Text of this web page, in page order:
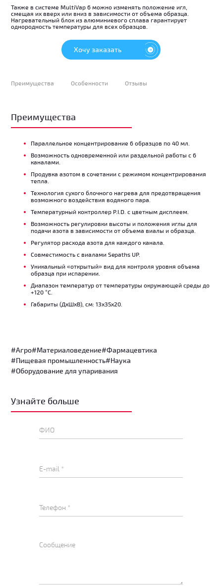
Также в системе MultiVap 6 можно изменять положение игл,
смещая их вверх или вниз в зависимости от объема образца.
Нагревательный блок из алюминиевого сплава гарантирует
однородность температуры для всех образцов.
Хочу заказать
Преимущества Особенности Отзывы
Преимущества
Параллельное концентрирование 6 образцов по 40 мл.
Возможность одновременной или раздельной работы с 6
каналами.
Продувка азотом в сочетании с режимом концентрирования
тепла.
Технология сухого блочного нагрева для предотвращения
возможного воздействия водяного пара.
Температурный контроллер P.I.D. с цветным дисплеем.
Возможность регулировки высоты и положения иглы для
подачи азота в зависимости от объема виалы и образца.
Регулятор расхода азота для каждого канала.
Совместимость с виалами Sepaths UP.
Уникальный «открытый» вид для контроля уровня объема
образца при испарении.
Диапазон температур от температуры окружающей среды до
+120 °C.
Габариты (ДxШxВ), см: 13x35x20.
#Агро#Материаловедение#Фармацевтика
#Пищевая промышленность#Наука
#Оборудование для упаривания
Узнайте больше